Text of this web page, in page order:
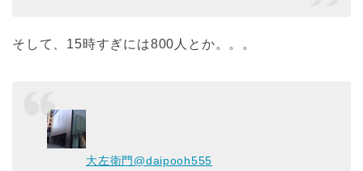
そして、15時すぎには800人とか。。。
大左衛門 @daipooh555